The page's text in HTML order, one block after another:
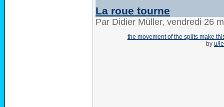
La roue tourne
Par Didier Müller, vendredi 26
the movement of the splits make
by u/